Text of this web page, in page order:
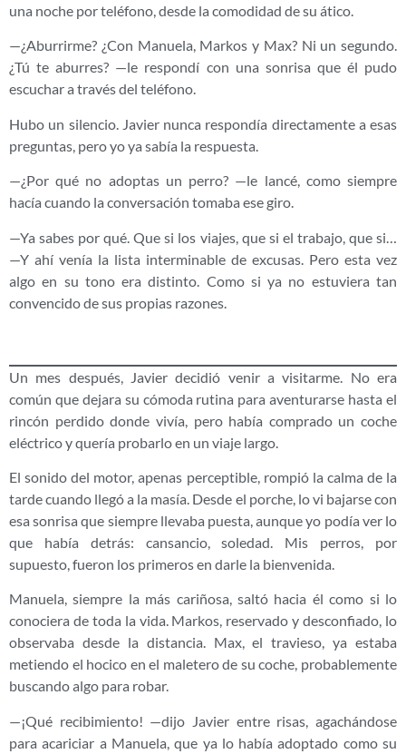
una noche por teléfono, desde la comodidad de su ático.
—¿Aburrirme? ¿Con Manuela, Markos y Max? Ni un segundo.
¿Tú te aburres? —le respondí con una sonrisa que él pudo
escuchar a través del teléfono.
Hubo un silencio. Javier nunca respondía directamente a esas
preguntas, pero yo ya sabía la respuesta.
—¿Por qué no adoptas un perro? —le lancé, como siempre
hacía cuando la conversación tomaba ese giro.
—Ya sabes por qué. Que si los viajes, que si el trabajo, que si…
—Y ahí venía la lista interminable de excusas. Pero esta vez
algo en su tono era distinto. Como si ya no estuviera tan
convencido de sus propias razones.
Un mes después, Javier decidió venir a visitarme. No era
común que dejara su cómoda rutina para aventurarse hasta el
rincón perdido donde vivía, pero había comprado un coche
eléctrico y quería probarlo en un viaje largo.
El sonido del motor, apenas perceptible, rompió la calma de la
tarde cuando llegó a la masía. Desde el porche, lo vi bajarse con
esa sonrisa que siempre llevaba puesta, aunque yo podía ver lo
que había detrás: cansancio, soledad. Mis perros, por
supuesto, fueron los primeros en darle la bienvenida.
Manuela, siempre la más cariñosa, saltó hacia él como si lo
conociera de toda la vida. Markos, reservado y desconfiado, lo
observaba desde la distancia. Max, el travieso, ya estaba
metiendo el hocico en el maletero de su coche, probablemente
buscando algo para robar.
—¡Qué recibimiento! —dijo Javier entre risas, agachándose
para acariciar a Manuela, que ya lo había adoptado como su